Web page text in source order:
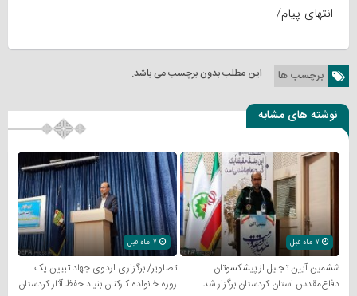
انتهای پیام/
برچسب ها این مطلب بدون برچسب می باشد.
نوشته های مشابه
7 ماه قبل
ششمین آیین تجلیل از پیشکسوتان
دفاع‌مقدس استان کردستان برگزار شد
تصاویر/ برگزاری اردوی جهاد تبیین یک
روزه خانواده کارکنان بنیاد حفظ آثار کردستان